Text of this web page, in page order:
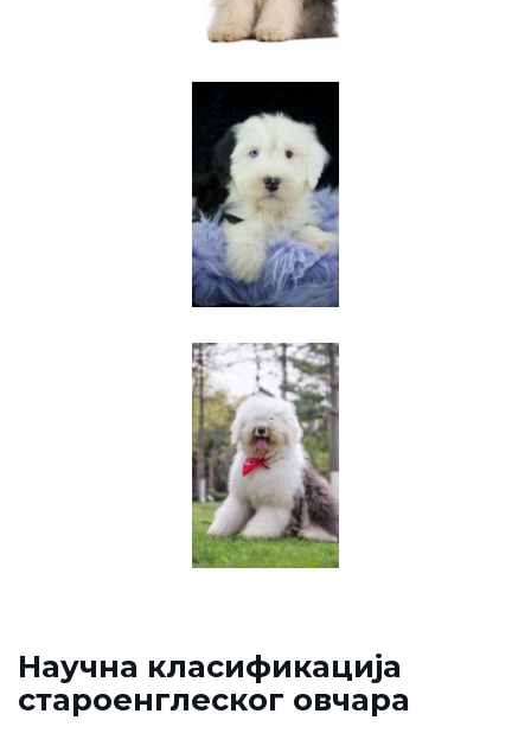
Научна класификација
староенглеског овчара